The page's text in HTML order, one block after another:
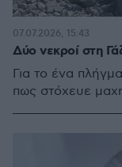
Δύο νεκροί στη
Για το ένα
πως στόχευε
07.07.2026, 15:43